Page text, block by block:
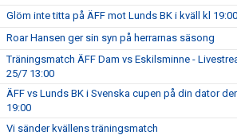
Glöm inte titta på ÄFF mot Lunds BK i kväll kl 19:00
Roar Hansen ger sin syn på herrarnas säsong
Träningsmatch ÄFF Dam vs Eskilsminne -
25/7 13:00
ÄFF vs Lunds BK i Svenska cupen på din dator
19:00
Vi sänder kvällens träningsmatch